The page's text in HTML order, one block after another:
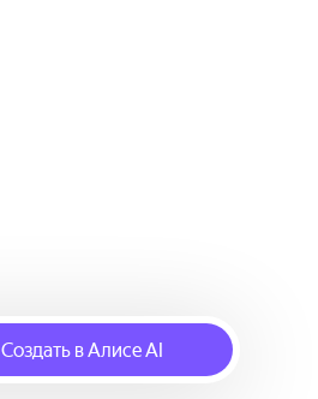
Создать в Алисе AI